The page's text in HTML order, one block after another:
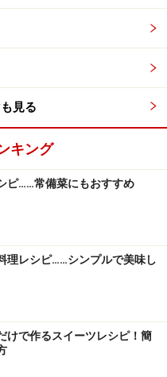
見る
キング
ピ……常備菜にもおすすめ
理レシピ……シンプルで美味し
けで作るスイーツレシピ！簡